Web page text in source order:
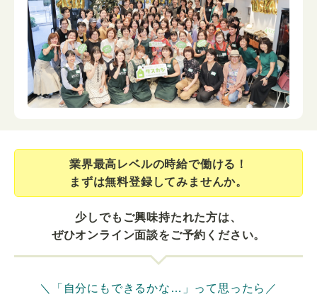
業界最⾼レベルの時給で働ける！
まずは無料登録してみませんか。
少しでもご興味持たれた方は、
ぜひオンライン面談をご予約ください。
＼「自分にもできるかな…」って思ったら／